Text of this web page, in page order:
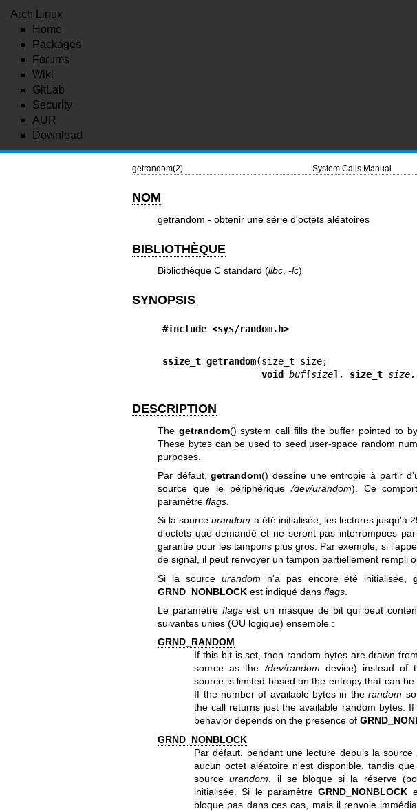
Arch Linux
Home
Packages
Forums
Wiki
GitLab
Security
AUR
Download
getrandom(2) System Calls Manual
NOM
getrandom - obtenir une série d'octets aléatoires
BIBLIOTHÈQUE
Bibliothèque C standard (libc, -lc)
SYNOPSIS
#include <sys/random.h>
ssize_t getrandom(
                  void
buf[size], size_t size,
DESCRIPTION
The getrandom() system call fills the buffer pointed to by
These bytes can be used to seed user-space random
purposes.
Par défaut,getrandom() dessine une entropie à partir
source que le périphérique/dev/urandom). Ce
paramètre flags.
Si la sourceurandom a été initialisée, les lectures jusqu'à
d'octets que demandé et ne seront pas interrompues
garantie pour les tampons plus gros. Par exemple, si
de signal, il peut renvoyer un tampon partiellement rempli
Si la source urandom n'a pas encore été initialisée,
GRND_NONBLOCKest indiqué dans flags.
Le paramètre flagsest un masque de bit qui peut
suivantes unies (OU logique) ensemble :
GRND_RANDOM
If this bit is set, then random bytes are drawn
source as the/dev/random device) instead of
source is limited based on the entropy that can
If the number of available bytes in therandom
the call returns just the available random bytes.
behavior depends on the presence of
GRND_NONBLOCK
Par défaut, pendant une lecture depuis la source
aucun octet aléatoire n'est disponible, tandis
sourceurandom , il se bloque si la réserve
initialisée. Si le paramètreGRND_NONBLOCK
bloque pas dans ces cas, mais il renvoie